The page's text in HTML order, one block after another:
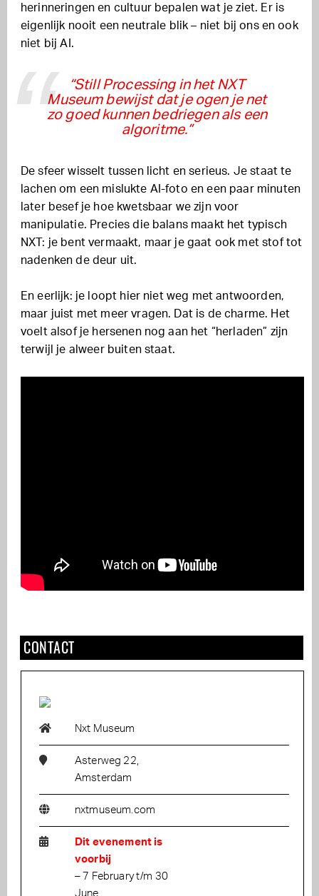
herinneringen en cultuur bepalen wat je ziet. Er is
eigenlijk nooit een neutrale blik – niet bij ons en ook
niet bij AI.
“Still Processing in het NXT
Museum bewijst dat je ogen je net
zo goed kunnen bedriegen als een
algoritme.”
De sfeer wisselt tussen licht en serieus. Je staat te
lachen om een mislukte AI-foto en een paar minuten
later besef je hoe kwetsbaar we zijn voor
manipulatie. Precies die balans maakt het typisch
NXT: je bent vermaakt, maar je gaat ook met stof tot
nadenken de deur uit.
En eerlijk: je loopt hier niet weg met antwoorden,
maar juist met meer vragen. Dat is de charme. Het
voelt alsof je hersenen nog aan het “herladen” zijn
terwijl je alweer buiten staat.
CONTACT
Nxt Museum
Asterweg 22,
Amsterdam
nxtmuseum.com
Dit evenement is
voorbij
– 7 February t/m 30
June